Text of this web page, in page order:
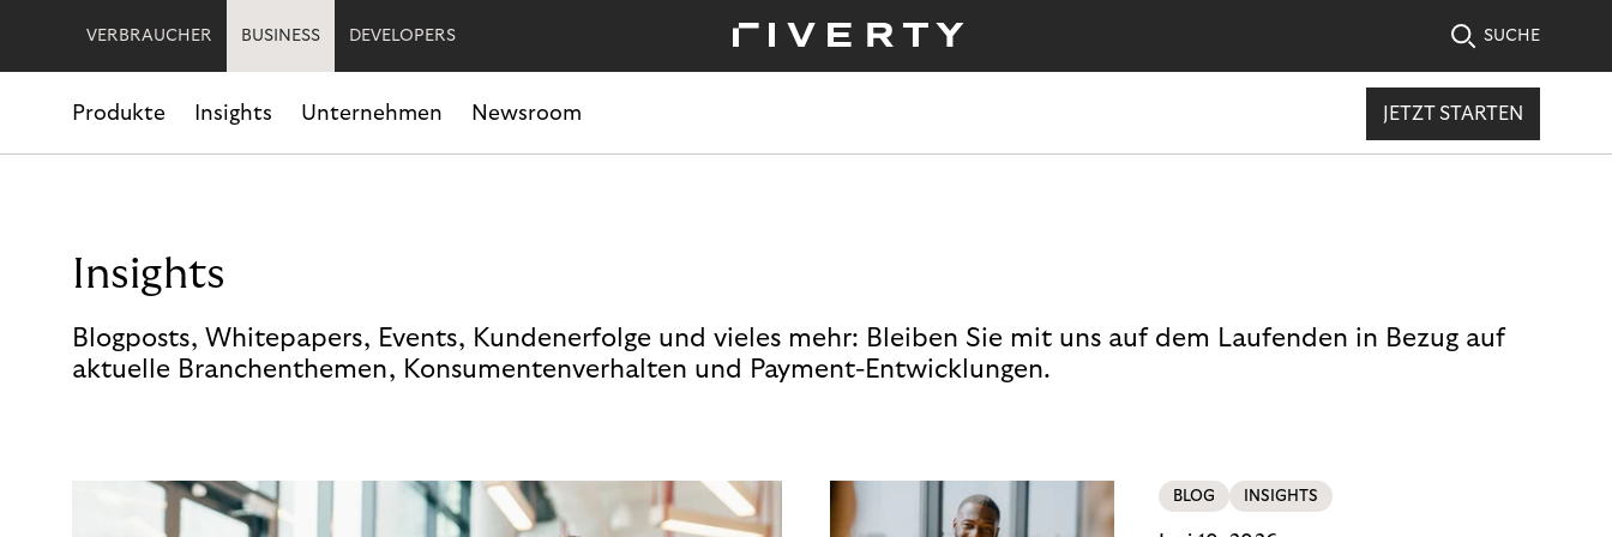
VERBRAUCHER BUSINESS DEVELOPERS SUCHE
Produkte Insights Unternehmen Newsroom JETZT STARTEN
Insights
Blogposts, Whitepapers, Events, Kundenerfolge und vieles mehr: Bleiben Sie mit uns auf dem Laufenden in Bezug auf
aktuelle Branchenthemen, Konsumentenverhalten und Payment-Entwicklungen.
BLOG INSIGHTS